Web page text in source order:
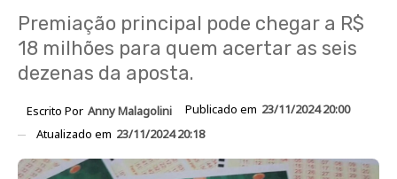
Premiação principal pode chegar a R$
18 milhões para quem acertar as seis
dezenas da aposta.
Escrito Por Anny Malagolini Publicado em 23/11/2024 20:00
Atualizado em 23/11/2024 20:18